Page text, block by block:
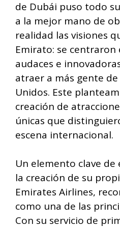
de Dubái puso todo
a la mejor mano de
realidad las visiones
Emirato: se
audaces e
atraer a más gente
Unidos. Este
creación de
únicas que
escena internacional.
Un elemento clave
la creación de su
Emirates Airlines,
como una de las
Con su servicio de